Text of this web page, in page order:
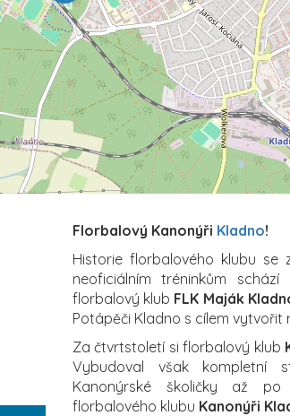
Florbalový Kanonýři Kladno!
Historie florbalového klubu
neoficiálním tréninkům
florbalový klub FLK Maják
Potápěči Kladno s cílem vytvořit
Za čtvrtstoletí si florbalový klub
Vybudoval však kompletní
Kanonýrské školičky až po
florbalového klubu Kanonýři